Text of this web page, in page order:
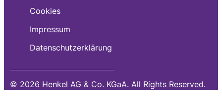
Cookies
Impressum
Datenschutzerklärung
© 2026 Henkel AG & Co. KGaA. All Rights Reserved.